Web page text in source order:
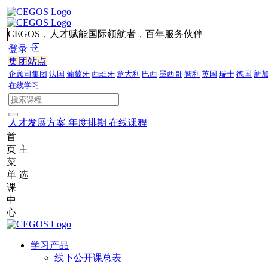
CEGOS，人才赋能国际领航者，百年服务伙伴
登录
集团站点
企顾司集团 法国 葡萄牙 西班牙 意大利 巴西 墨西哥 智利 英国 瑞士 德国 新
在线学习
人才发展方案 年度排期 在线课程
首
页 主
菜
单 选
课
中
心
学习产品
线下公开课总表